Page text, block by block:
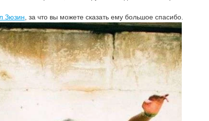
Зюзин , за что вы можете сказать ему большое спасибо.